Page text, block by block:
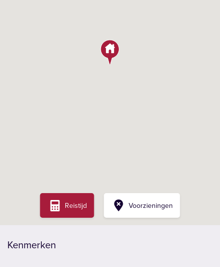
Reistijd Voorzieningen
Kenmerken